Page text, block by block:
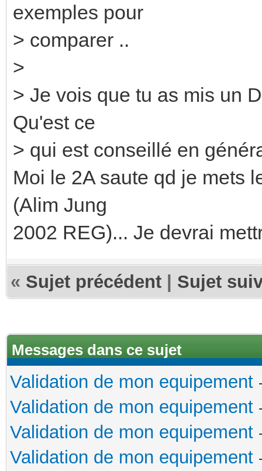
exemples pour
> comparer ..
>
> Je vois que tu as mis un
Qu'est ce
> qui est conseillé en
Moi le 2A saute qd je mets
(Alim Jung
2002 REG)... Je devrai
« Sujet précédent Sujet
Messages dans ce sujet
Validation de mon equipement
Validation de mon equipement
Validation de mon equipement
Validation de mon equipement